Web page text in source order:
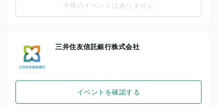
今後のイベントはありません
三井住友信託銀行株式会社
イベントを確認する